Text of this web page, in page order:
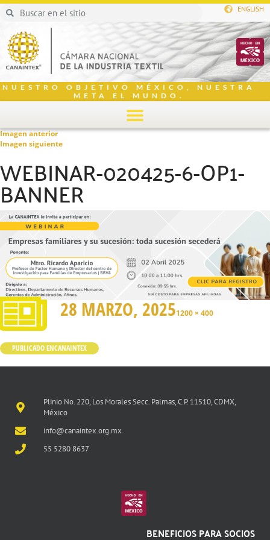
ENGLISH
NUESTRO OBJETIVO MÉXICO, NUESTRA
META EL MUNDO.
Imagen anterior
Imagen siguiente
WEBINAR-020425-6-OP1-
BANNER
28 MARZO, 20251200 × 400
PUBLICADO ENCANAINTEX
Plinio No. 220, Los Morales Secc. Palmas, C.P. 11510, CDMX,
México
info@canaintex.org.mx
55 5280 8637
BENEFICIOS PARA SOCIOS